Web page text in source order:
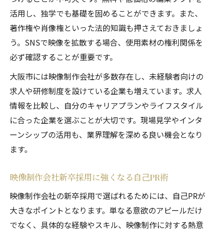
活用し、独学でも基礎を固めることができます。また、
著作権や肖像権といった法的知識も押さえておきましょ
う。SNSで映像を拡散する場合、使用素材の権利関係を
必ず確認することが重要です。
大阪市には映像制作会社が多数存在し、未経験者向けの
求人や研修制度を設けている企業も増えています。求人
情報を比較し、自分のキャリアプランやライフスタイル
に合った企業を選ぶことが大切です。現場見学やインタ
ーンシップの活用も、業界理解を深める良い機会となり
ます。
映像制作会社新卒採用に強くなる自己PR術
映像制作会社の新卒採用で選ばれるためには、自己PRが
大きなポイントとなります。単なる意欲のアピールだけ
でなく、具体的な経験やスキル、映像制作に対する熱意